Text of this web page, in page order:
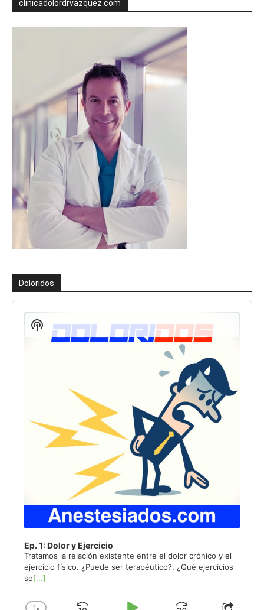
clinicadolordrvazquez.com
Doloridos
Reproductor
audio
Ep. 1: Dolor y Ejercicio
Tratamos la relación existente entre el dolor crónico y el
ejercicio físico. ¿Puede ser terapéutico?, ¿Qué ejercicios
se[...]
1x
Show
Podcast